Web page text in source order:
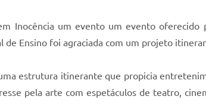
Inocência um evento um evento oferecido
de Ensino foi agraciada com um projeto
estrutura itinerante que propicia
pela arte com espetáculos de teatro,